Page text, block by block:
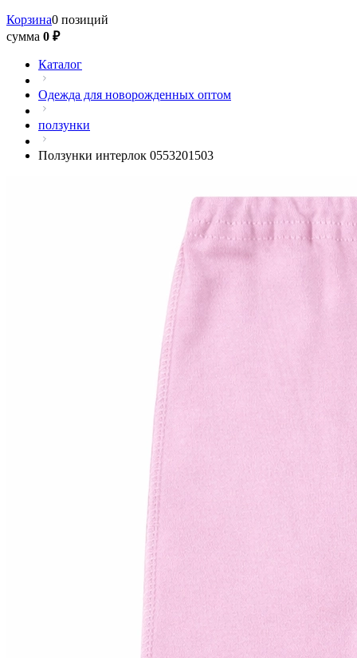
Корзина0 позиций
сумма 0 ₽
Каталог
Одежда для новорожденных оптом
ползунки
Ползунки интерлок 0553201503